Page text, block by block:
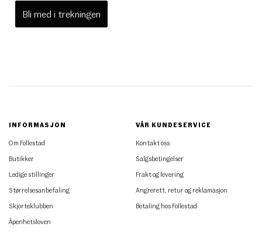
Bli med i trekningen
INFORMASJON
Om Follestad
Butikker
Ledige stillinger
Størrelsesanbefaling
Skjorteklubben
Åpenhetsloven
VÅR KUNDESERVICE
Kontakt oss
Salgsbetingelser
Frakt og levering
Angrerett, retur og reklamasjon
Betaling hos Follestad